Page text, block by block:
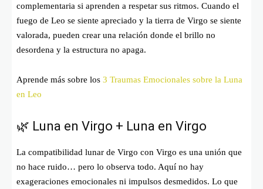
complementaria si aprenden a respetar sus ritmos. Cuando el
fuego de Leo se siente apreciado y la tierra de Virgo se siente
valorada, pueden crear una relación donde el brillo no
desordena y la estructura no apaga.
Aprende más sobre los 3 Traumas Emocionales sobre la Luna
en Leo
🌿 Luna en Virgo + Luna en Virgo
La compatibilidad lunar de Virgo con Virgo es una unión que
no hace ruido… pero lo observa todo. Aquí no hay
exageraciones emocionales ni impulsos desmedidos. Lo que